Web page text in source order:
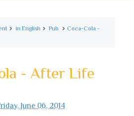
in English Pub
Coca-Cola -
- After Life
June 06, 2014